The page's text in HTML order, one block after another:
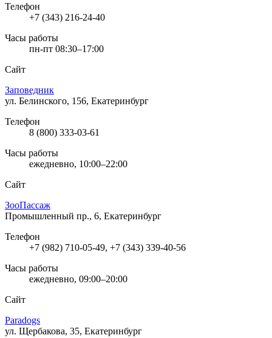
Телефон
+7 (343) 216-24-40
Часы работы
пн-пт 08:30–17:00
Сайт
Заповедник
ул. Белинского, 156, Екатеринбург
Телефон
8 (800) 333-03-61
Часы работы
ежедневно, 10:00–22:00
Сайт
ЗооПассаж
Промышленный пр., 6, Екатеринбург
Телефон
+7 (982) 710-05-49, +7 (343) 339-40-56
Часы работы
ежедневно, 09:00–20:00
Сайт
Paradogs
ул. Щербакова, 35, Екатеринбург